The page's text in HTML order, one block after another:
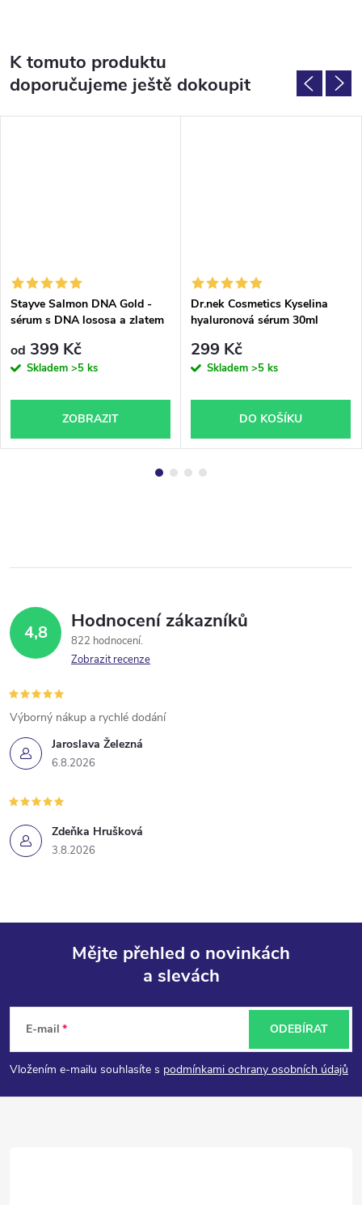
K tomuto produktu
doporučujeme ještě dokoupit
Stayve Salmon DNA Gold -
sérum s DNA lososa a zlatem
od 399 Kč
Skladem >5 ks
ZOBRAZIT
Dr.nek Cosmetics Kyselina
hyaluronová sérum 30ml
299 Kč
Skladem >5 ks
DO KOŠÍKU
4,8 Hodnocení zákazníků
822 hodnocení
Zobrazit recenze
Jaroslava Železná
6.8.2026
Výborný nákup a rychlé dodání
Zdeňka Hrušková
3.8.2026
p
a
Mějte přehled o novinkách
a slevách
E-mail
Vložením e-mailu souhlasíte s podmínkami ochrany osobních údajů
ODEBÍRAT